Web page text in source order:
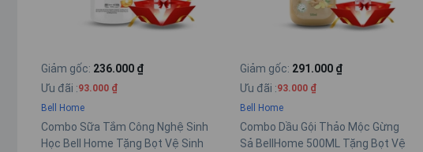
Giảm gốc: 236.000 ₫
Ưu đãi :93.000 ₫
Bell Home
Combo Sữa Tắm Công Nghệ Sinh
Học Bell Home Tặng Bọt Vệ Sinh
Giảm gốc: 291.000 ₫
Ưu đãi :93.000 ₫
Bell Home
Combo Dầu Gội Thảo Mộc Gừng
Sả BellHome 500ML Tặng Bọt Vệ